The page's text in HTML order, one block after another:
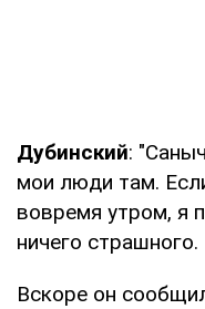
Дубинский:
мои люди там.
вовремя утром, я
ничего
Вскоре он